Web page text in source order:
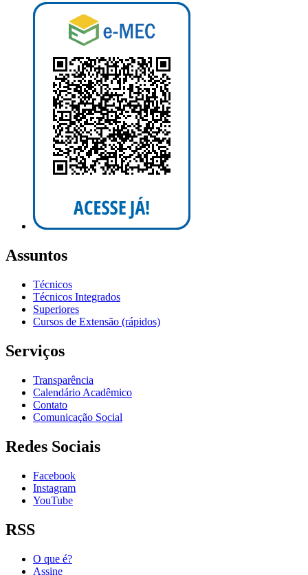
Assuntos
Técnicos
Técnicos Integrados
Superiores
Cursos de Extensão (rápidos)
Serviços
Transparência
Calendário Acadêmico
Contato
Comunicação Social
Redes Sociais
Facebook
Instagram
YouTube
RSS
O que é?
Assine